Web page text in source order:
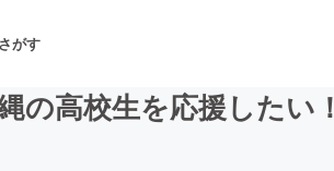
がす
の高校生を応援したい！